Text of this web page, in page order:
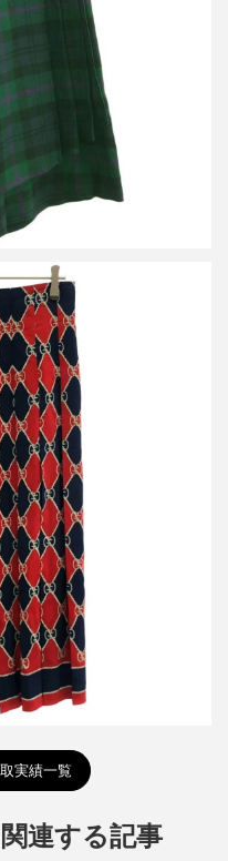
ート 409370 ZJQ81
実績一覧
連する記事